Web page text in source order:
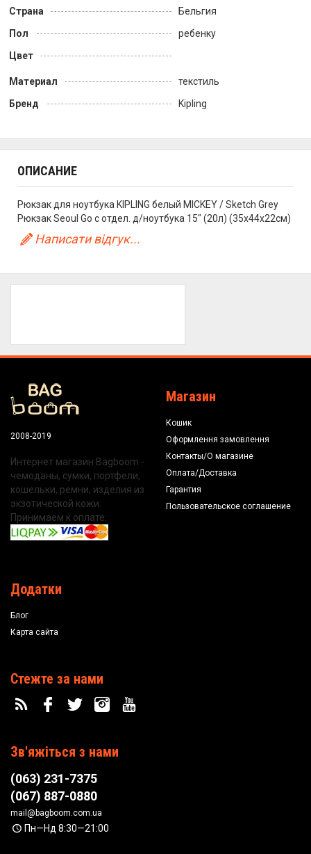
Страна
Бельгия
Пол
ребенку
Цвет
Материал
текстиль
Бренд
Kipling
ОПИСАНИЕ
Рюкзак для ноутбука KIPLING белый MICKEY / Sketch Grey
Рюкзак Seoul Go с отдел. д/ноутбука 15" (20л) (35x44x22см)
Написати відгук...
2008-2019
Интернет магазин Bagboom -
чемоданы, сумки, портфели,
кошельки, ремни, изделия из
экзотической кожи.
Принимаем к оплате:
Магазин
Кошик
Оформлення замовлення
Контакты/О магазине
Оплата/Доставка
Гарантия
Пользовательское соглашение
Додатки
Блог
Карта сайта
Стежте за нами
Зв'яжіться з нами
(063) 231-7375
(067) 887-0880
mail@bagboom.com.ua
Пн—Нд 8:30—21:00